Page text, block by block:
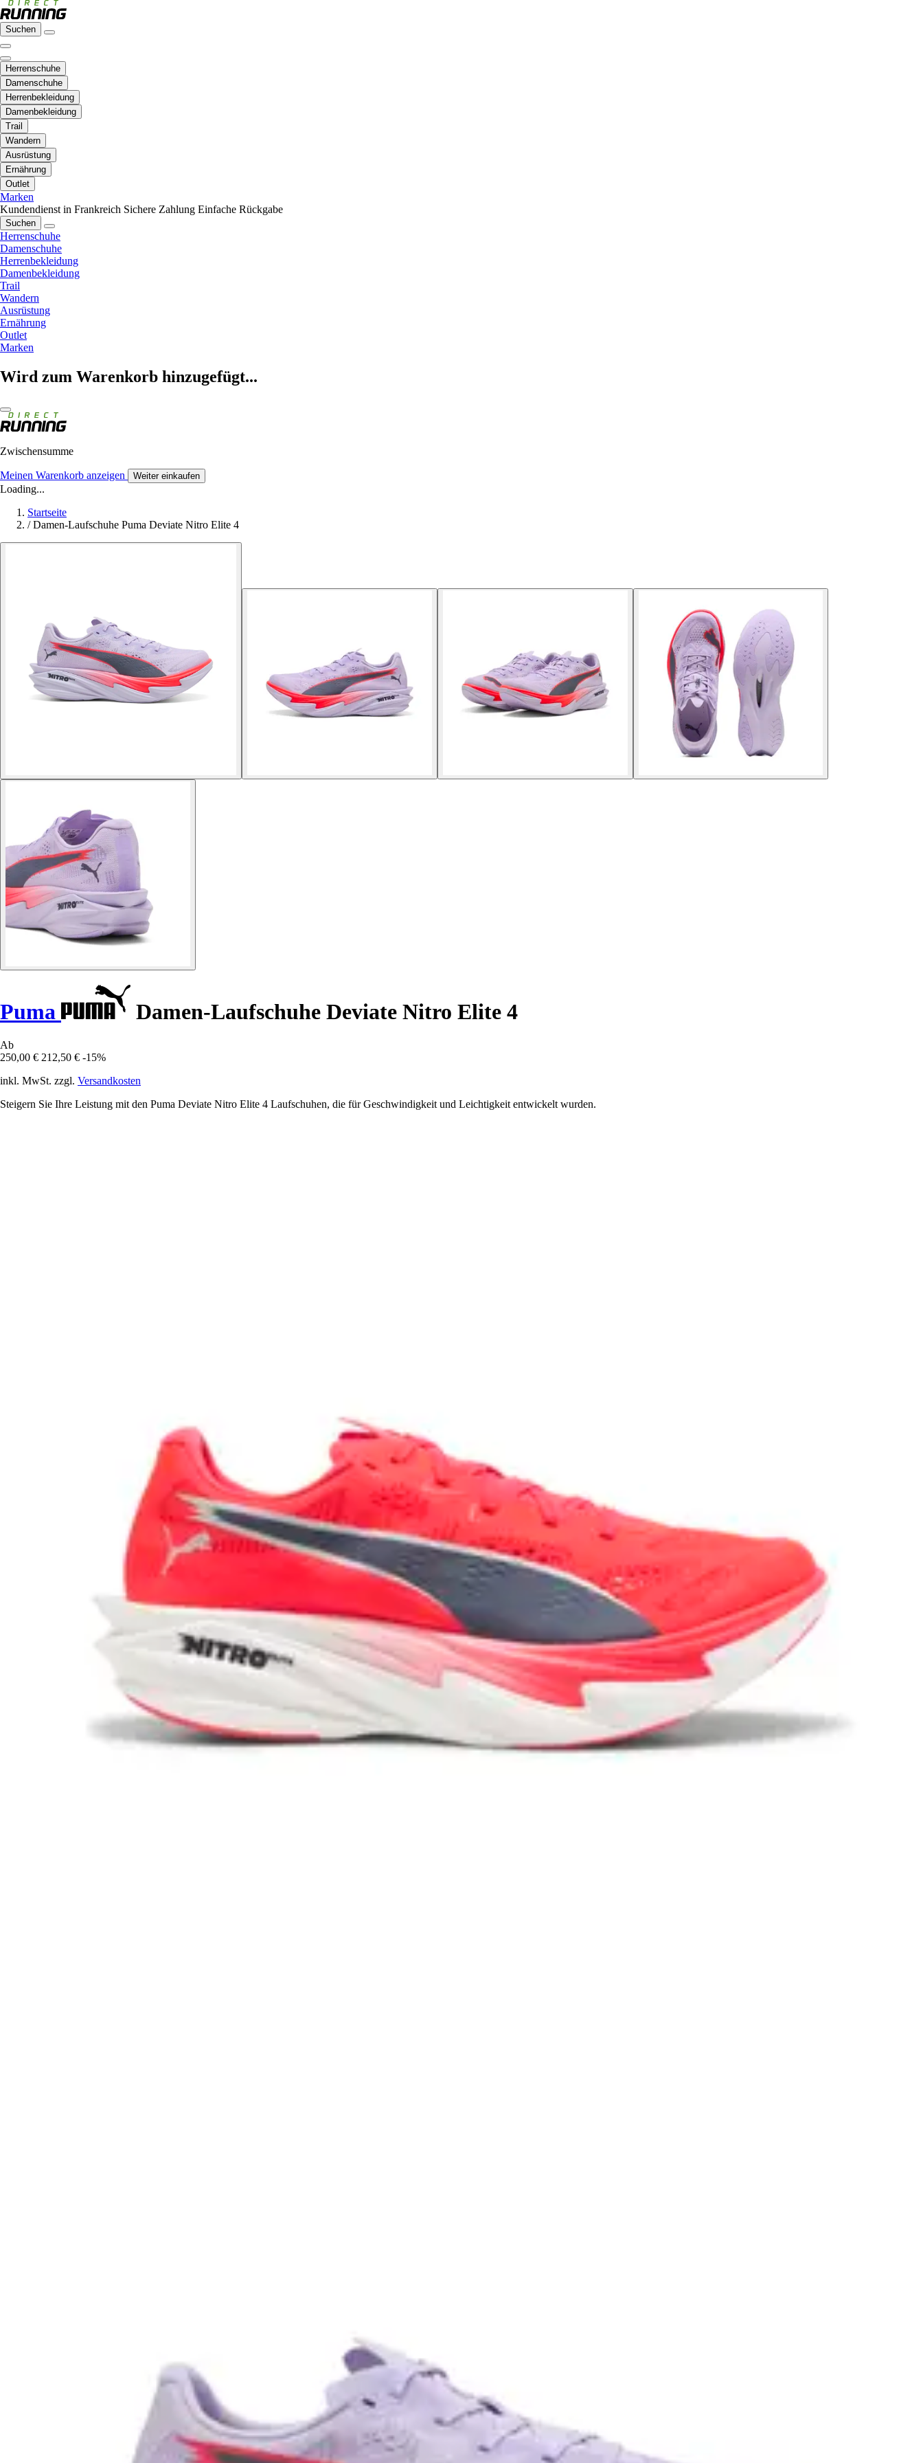
Suchen
Herrenschuhe
Damenschuhe
Herrenbekleidung
Damenbekleidung
Trail
Wandern
Ausrüstung
Ernährung
Outlet
Marken
Kundendienst in Frankreich Sichere Zahlung Einfache Rückgabe
Suchen
Herrenschuhe
Damenschuhe
Herrenbekleidung
Damenbekleidung
Trail
Wandern
Ausrüstung
Ernährung
Outlet
Marken
Wird zum Warenkorb hinzugefügt...
Zwischensumme
Meinen Warenkorb anzeigen Weiter einkaufen
Loading...
Startseite
/ Damen-Laufschuhe Puma Deviate Nitro Elite 4
Puma Damen-Laufschuhe Deviate Nitro Elite 4
Ab
250,00 € 212,50 € -15%
inkl. MwSt. zzgl. Versandkosten
Steigern Sie Ihre Leistung mit den Puma Deviate Nitro Elite 4 Laufschuhen, die für Geschwindigkeit und Leichtigkeit entwickelt wurden.